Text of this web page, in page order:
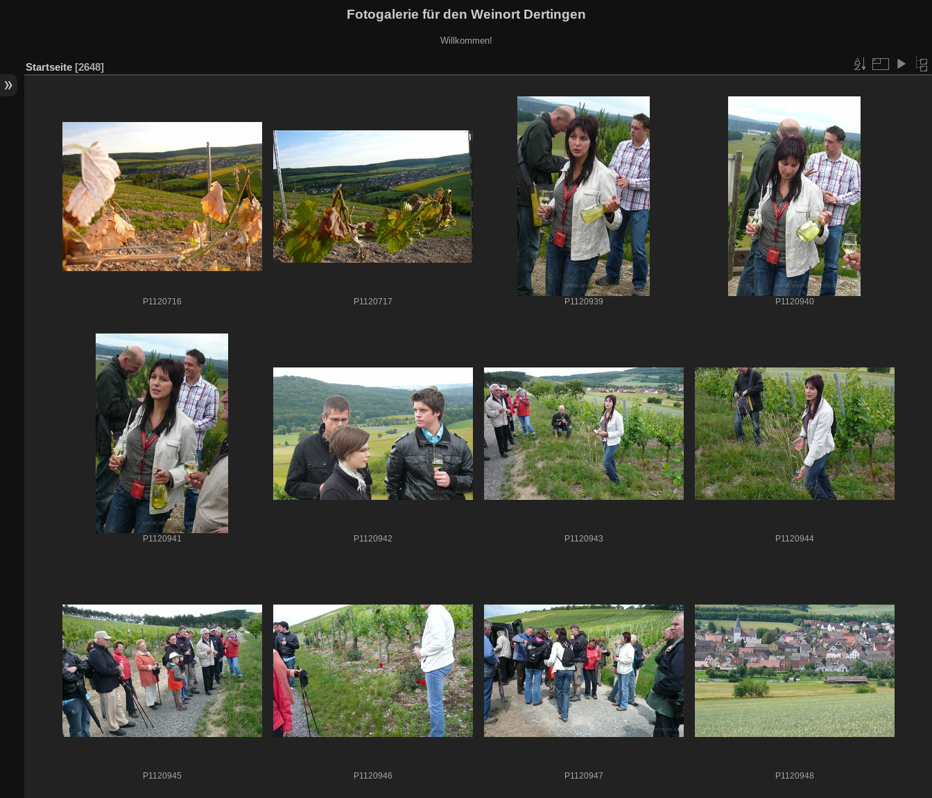
Fotogalerie für den Weinort Dertingen
Willkommen!
Startseite 2648
P1120716 P1120717 P1120939 P1120940
P1120941 P1120942 P1120943 P1120944
P1120945 P1120946 P1120947 P1120948